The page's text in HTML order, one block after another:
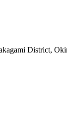
District,